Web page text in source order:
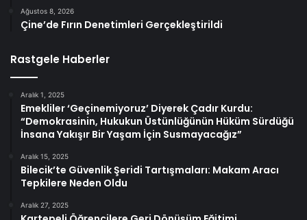
Ağustos 8, 2026
Çine’de Fırın Denetimleri Gerçekleştirildi
Rastgele Haberler
Aralık 1, 2025
Emekliler ‘Geçinemiyoruz’ Diyerek Çadır Kurdu:
“Demokrasinin, Hukukun Üstünlüğünün Hüküm Sürdüğü
İnsana Yakışır Bir Yaşam İçin Susmayacağız”
Aralık 15, 2025
Bilecik’te Güvenlik Şeridi Tartışmaları: Makam Aracı
Tepkilere Neden Oldu
Aralık 27, 2025